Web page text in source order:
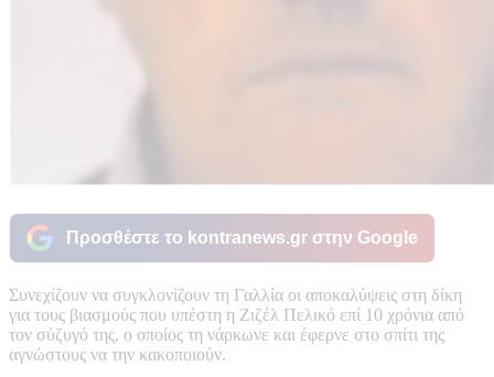
Προσθέστε το kontranews.gr στην Google
Συνεχίζουν να συγκλονίζουν τη Γαλλία οι αποκαλύψεις στη δίκη
για τους βιασμούς που υπέστη η Ζιζέλ Πελικό επί 10 χρόνια από
τον σύζυγό της, ο οποίος τη νάρκωνε και έφερνε στο σπίτι της
αγνώστους να την κακοποιούν.